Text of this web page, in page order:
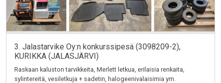
3. Jalastarvike Oy:n konkurssipesä (3098209-2),
KURIKKA (JALASJÄRVI)
Raskaan kaluston tarvikkeita, Merlett letkua, erilaisia renkaita,
sylintereitä, vesiletkuja + sadetin, halogeenivalaisimia ym.